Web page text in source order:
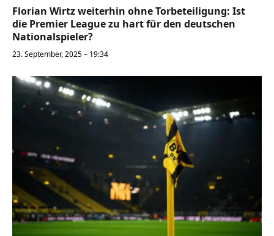
Florian Wirtz weiterhin ohne Torbeteiligung: Ist
die Premier League zu hart für den deutschen
Nationalspieler?
23. September, 2025 – 19:34